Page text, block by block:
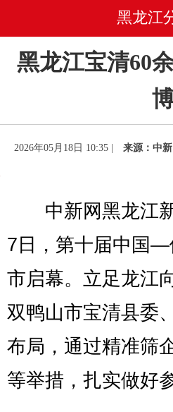
黑龙江
黑龙江宝清60
2026年05月18日 10:35 | 来源：中
中新网黑龙江新
7日，第十届中国—
市启幕。立足龙江
双鸭山市宝清县委
布局，通过精准筛
等举措，扎实做好